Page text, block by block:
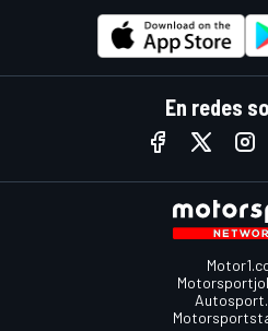
En redes